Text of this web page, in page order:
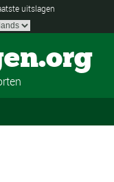
uitslagen